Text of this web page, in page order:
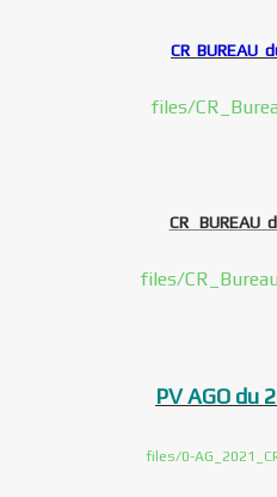
CR BUREAU
files/
CR BUREAU
files/
PV AGO du
files/0-